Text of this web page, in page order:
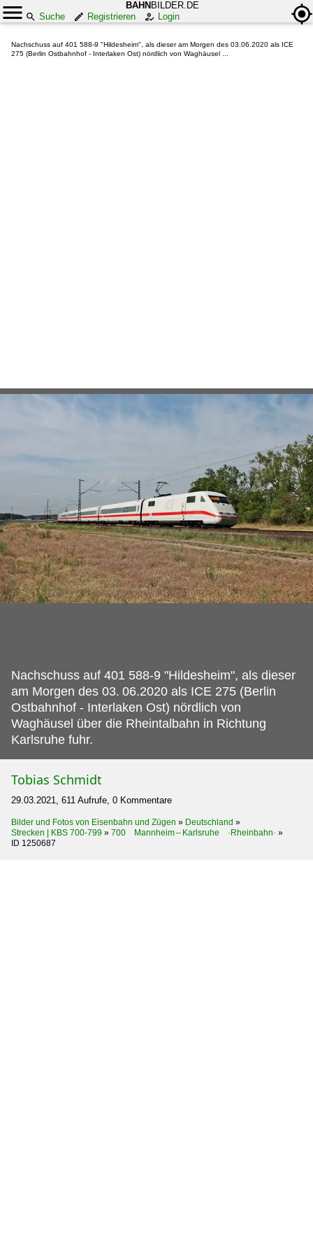
BAHN BILDER.DE
Suche
Registrieren Login
Nachschuss auf 401 588-9 "Hildesheim", als dieser am Morgen des 03.06.2020 als ICE
275 (Berlin Ostbahnhof - Interlaken Ost) nördlich von Waghäusel ...
Nachschuss auf 401 588-9 "Hildesheim", als dieser
am Morgen des 03. 06.2020 als ICE 275 (Berlin
Ostbahnhof - Interlaken Ost) nördlich von
Waghäusel über die Rheintalbahn in Richtung
Karlsruhe fuhr.
Tobias Schmidt
29.03.2021, 611 Aufrufe, 0 Kommentare
Bilder und Fotos von Eisenbahn und Zügen » Deutschland »
Strecken | KBS 700-799 » 700 Mannheim – Karlsruhe ·Rheinbahn· »
ID 1250687